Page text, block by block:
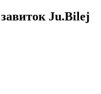
Ju.Bilej